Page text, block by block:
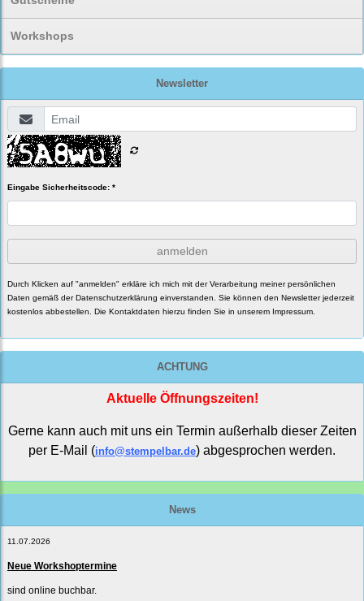
Workshops
Newsletter
Eingabe Sicherheitscode: *
anmelden
Durch Klicken auf "anmelden" erkläre ich mich mit der Verarbeitung meiner persönlichen
Daten gemäß der Datenschutzerklärung einverstanden. Sie können den Newsletter jederzeit
kostenlos abbestellen. Die Kontaktdaten hierzu finden Sie in unserem Impressum.
ACHTUNG
Aktuelle Öffnungszeiten!
Gerne kann auch mit uns ein Termin außerhalb dieser Zeiten
per E-Mail (info@stempelbar.de) abgesprochen werden.
News
11.07.2026
Neue Workshoptermine
sind online buchbar.